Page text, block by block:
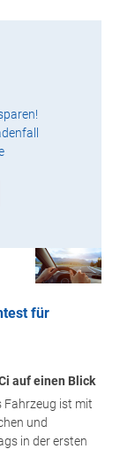
für
auf einen Blick
Fahrzeug ist mit
und
in der ersten